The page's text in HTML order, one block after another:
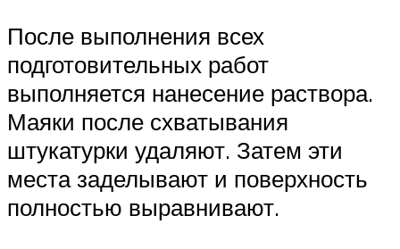
После выполнения всех
подготовительных работ
выполняется нанесение раствора.
Маяки после схватывания
штукатурки удаляют. Затем эти
места заделывают и поверхность
полностью выравнивают.